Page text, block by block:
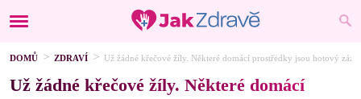
DOMŮ ZDRAVÍ Už žádné křečové žíly. Některé domácí prostředky jsou hotový
Už žádné křečové žíly. Některé domácí